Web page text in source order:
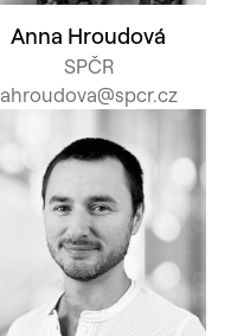
Anna Hroudová
SPČR
ahroudova@spcr.cz